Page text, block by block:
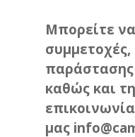
Μπορείτε
συμμετοχές,
παράστασης
καθώς και
μας